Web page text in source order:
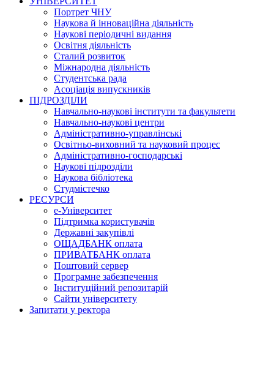
Портрет ЧНУ
Наукова й інноваційна діяльність
Наукові періодичні видання
Освітня діяльність
Сталий розвиток
Міжнародна діяльність
Студентська рада
Асоціація випускників
ПІДРОЗДІЛИ
Навчально-наукові інститути та факультети
Навчально-наукові центри
Адміністративно-управлінські
Освітньо-виховний та науковий процес
Адміністративно-господарські
Наукові підрозділи
Наукова бібліотека
Студмістечко
РЕСУРСИ
е-Університет
Підтримка користувачів
Державні закупівлі
ОЩАДБАНК оплата
ПРИВАТБАНК оплата
Поштовий сервер
Програмне забезпечення
Інституційний репозитарій
Сайти університету
Запитати у ректора